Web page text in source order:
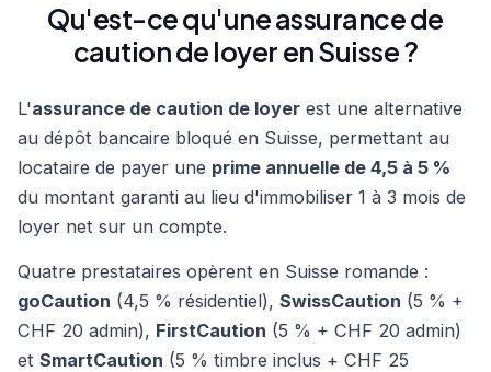
Qu'est-ce qu'une assurance de
caution de loyer en Suisse ?
L'assurance de caution de loyer est une alternative
au dépôt bancaire bloqué en Suisse, permettant au
locataire de payer une prime annuelle de 4,5 à 5 %
du montant garanti au lieu d'immobiliser 1 à 3 mois de
loyer net sur un compte.
Quatre prestataires opèrent en Suisse romande :
goCaution (4,5 % résidentiel), SwissCaution (5 % +
CHF 20 admin), FirstCaution (5 % + CHF 20 admin)
et SmartCaution (5 % timbre inclus + CHF 25